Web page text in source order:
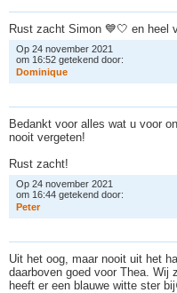
Rust zacht Simon 💙🤍 en heel
Op 24 november 2021
om 16:52 getekend door:
Dominique
Bedankt voor alles wat u voor
nooit vergeten!
Rust zacht!
Op 24 november 2021
om 16:44 getekend door:
Peter
Uit het oog, maar nooit uit het
daarboven goed voor Thea. Wij
heeft er een blauwe witte ster